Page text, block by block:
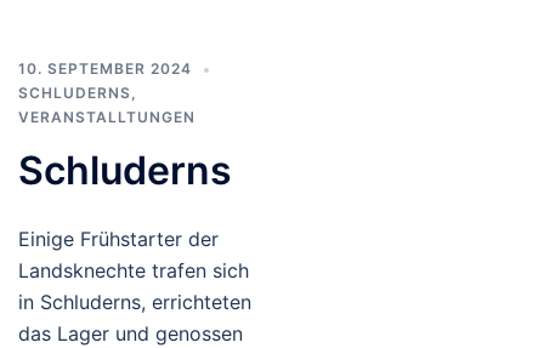
10. SEPTEMBER 2024
SCHLUDERNS
VERANSTALLTUNGEN
Schluderns
Einige Frühstarter der
Landsknechte trafen sich
in Schluderns, errichteten
das Lager und genossen